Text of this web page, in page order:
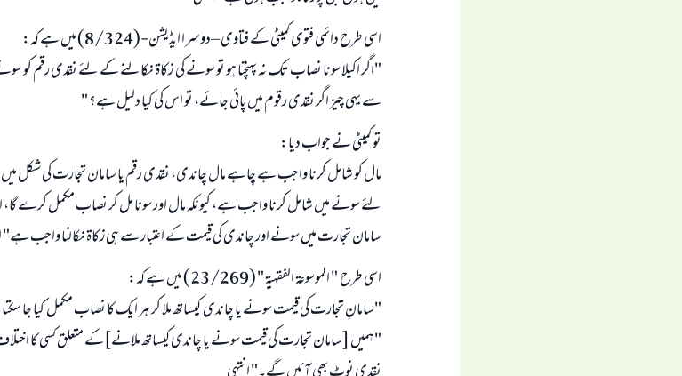
اسی طرح دائمی فتوی کمیٹی کے فتاوی –دوسرا ایڈیشن-(8/324) میں ہے کہ:
"اگر اکیلا سونا نصاب تک نہ پہنچتا ہو تو سونے کی زکاۃ نکالنے کے لئے نقدی رقم
سے یہی چیز اگر نقدی رقوم میں پائی جائے، تو اس کی کیا دلیل ہے؟ "
تو کمیٹی نے جواب دیا:
مال کو شامل کرنا واجب ہے چاہے مال چاندی، نقدی رقم یا سامان تجارت کی شکل
لئے سونے میں شامل کرنا واجب ہے، کیونکہ مال اور سونا مل کر نصاب مکمل کرے گا،
سامان تجارت میں سونے اور چاندی کی قیمت کے اعتبار سے ہی زکاۃ نکالنا واجب ہے"
اسی طرح " الموسوعة الفقهية " (23/269) میں ہے کہ:
"سامانِ تجارت کی قیمت سونے یا چاندی کیساتھ ملا کر ہر ایک کا نصاب مکمل کیا جا
"ہمیں [سامان تجارت کی قیمت سونے یا چاندی کیساتھ ملانے]کے متعلق کسی کا